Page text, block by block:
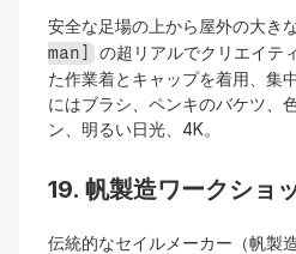
安全な足場の上から屋外の大き
man] の超リアルでクリエイテ
た作業着とキャップを着用、集
にはブラシ、ペンキのバケツ、
ン、明るい日光、4K。
19. 帆製造ワークショ
伝統的なセイルメーカー（帆製